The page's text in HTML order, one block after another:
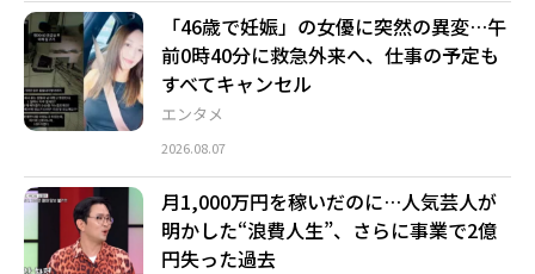
エンタメ
「46歳で妊娠」の女優に突然の異変…午
前0時40分に救急外来へ、仕事の予定も
すべてキャンセル
2026.08.07
月1,000万円を稼いだのに…人気芸人が
明かした“浪費人生”、さらに事業で2億
円失った過去